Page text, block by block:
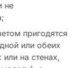
не
пригодятся
или обеих
на стенах,